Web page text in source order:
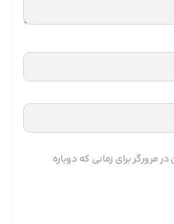
مرورگر برای زمانی که دوباره